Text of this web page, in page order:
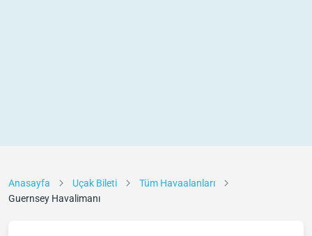
Anasayfa Uçak Bileti
Tüm Havaalanları
Guernsey Havalimanı